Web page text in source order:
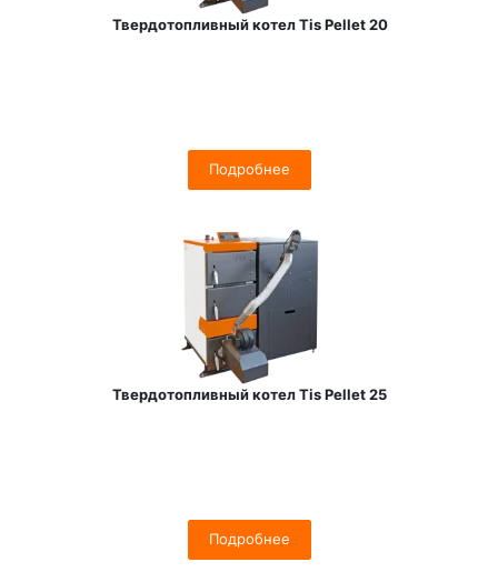
Твердотопливный котел Tis Pellet 20
Подробнее
Твердотопливный котел Tis Pellet 25
Подробнее